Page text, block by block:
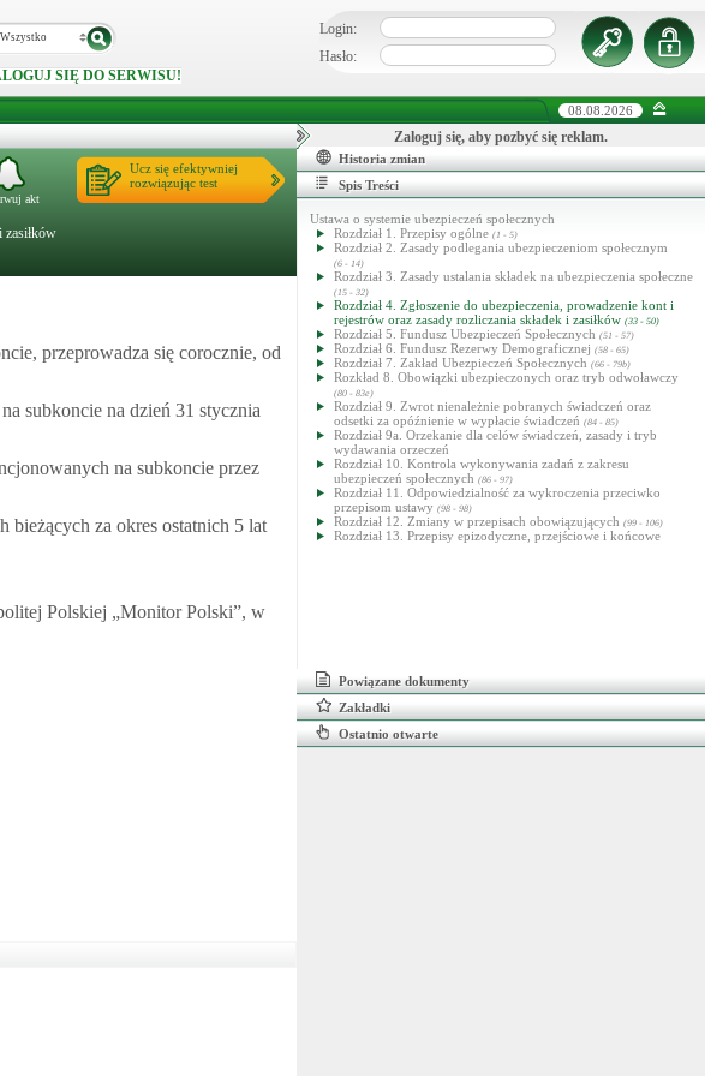
Wszystko
SIĘ DO SERWISU!
Login:
Hasło:
08.08.2026
zasiłków
Ucz się efektywniej
rozwiązując test
akt
przeprowadza się corocznie, od
subkoncie na dzień 31 stycznia
na subkoncie przez
za okres ostatnich 5 lat
Polskiej „Monitor Polski”, w
Zaloguj się, aby pozbyć się reklam.
Historia zmian
Spis Treści
Ustawa o systemie ubezpieczeń społecznych
Rozdział 1. Przepisy ogólne (1 - 5)
Rozdział 2. Zasady podlegania ubezpieczeniom społecznym
(6 - 14)
Rozdział 3. Zasady ustalania składek na ubezpieczenia społeczne
(15 - 32)
Rozdział 4. Zgłoszenie do ubezpieczenia, prowadzenie kont i
rejestrów oraz zasady rozliczania składek i zasiłków (33 - 50)
Rozdział 5. Fundusz Ubezpieczeń Społecznych (51 - 57)
Rozdział 6. Fundusz Rezerwy Demograficznej (58 - 65)
Rozdział 7. Zakład Ubezpieczeń Społecznych (66 - 79b)
Rozkład 8. Obowiązki ubezpieczonych oraz tryb odwoławczy
(80 - 83e)
Rozdział 9. Zwrot nienależnie pobranych świadczeń oraz
odsetki za opóźnienie w wypłacie świadczeń (84 - 85)
Rozdział 9a. Orzekanie dla celów świadczeń, zasady i tryb
wydawania orzeczeń
Rozdział 10. Kontrola wykonywania zadań z zakresu
ubezpieczeń społecznych (86 - 97)
Rozdział 11. Odpowiedzialność za wykroczenia przeciwko
przepisom ustawy (98 - 98)
Rozdział 12. Zmiany w przepisach obowiązujących (99 - 106)
Rozdział 13. Przepisy epizodyczne, przejściowe i końcowe
Powiązane dokumenty
Zakładki
Ostatnio otwarte